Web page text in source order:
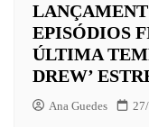
EPISÓDIOS
ÚLTIMA
DREW’
Ana Guedes